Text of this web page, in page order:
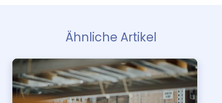
Ähnliche Artikel